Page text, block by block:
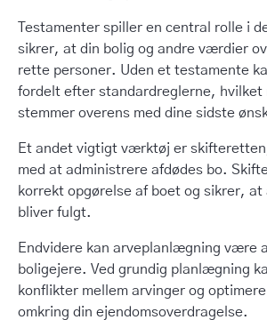
Testamenter spiller en central rolle i
sikrer, at din bolig og andre værdier
rette personer. Uden et testamente
fordelt efter standardreglerne, hvilket
stemmer overens med dine sidste
Et andet vigtigt værktøj er
med at administrere afdødes bo.
korrekt opgørelse af boet og sikrer, at
bliver fulgt.
Endvidere kan arveplanlægning være
boligejere. Ved grundig planlægning
konflikter mellem arvinger og
omkring din ejendomsoverdragelse.